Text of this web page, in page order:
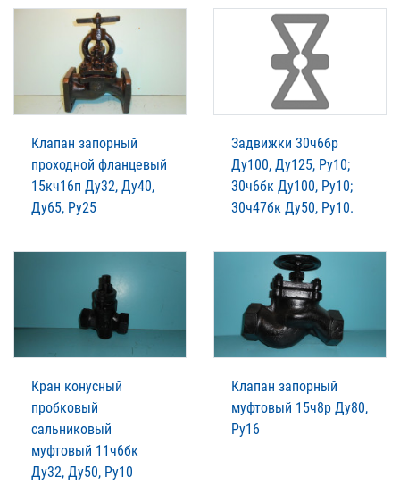
Клапан запорный
проходной фланцевый
15кч16п Ду32, Ду40,
Ду65, Ру25
Задвижки 30ч6бр
Ду100, Ду125, Ру10;
30ч6бк Ду100, Ру10;
30ч47бк Ду50, Ру10.
Кран конусный
пробковый
сальниковый
муфтовый 11ч6бк
Ду32, Ду50, Ру10
Клапан запорный
муфтовый 15ч8р Ду80,
Ру16